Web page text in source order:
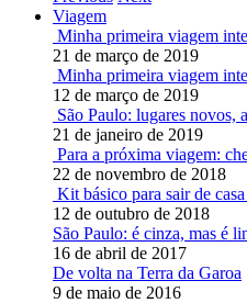
Viagem
Minha primeira viagem
21 de março de 2019
Minha primeira viagem
12 de março de 2019
São Paulo: lugares novos,
21 de janeiro de 2019
Para a próxima viagem:
22 de novembro de 2018
Kit básico para sair de
12 de outubro de 2018
São Paulo: é cinza, mas é
16 de abril de 2017
De volta na Terra da Garoa
9 de maio de 2016